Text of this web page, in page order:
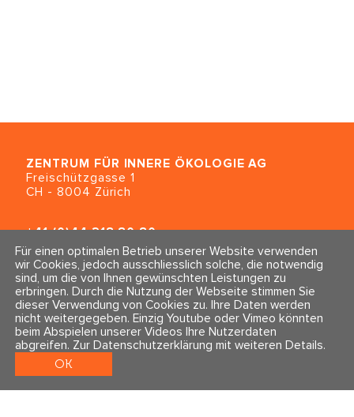
ZENTRUM FÜR INNERE ÖKOLOGIE AG
Freischützgasse 1
CH - 8004 Zürich
+41 (0)44 218 80 80
info@traumahealing.ch
info@polarity.se
Kontakt & Info
Newsletter
Impressum & Datenschutz
AGBs
Folge uns
Für einen optimalen Betrieb unserer Website verwenden
wir Cookies, jedoch ausschliesslich solche, die notwendig
sind, um die von Ihnen gewünschten Leistungen zu
erbringen. Durch die Nutzung der Webseite stimmen Sie
dieser Verwendung von Cookies zu. Ihre Daten werden
nicht weitergegeben. Einzig Youtube oder Vimeo könnten
beim Abspielen unserer Videos Ihre Nutzerdaten
abgreifen. Zur Datenschutzerklärung mit weiteren Details.
OK